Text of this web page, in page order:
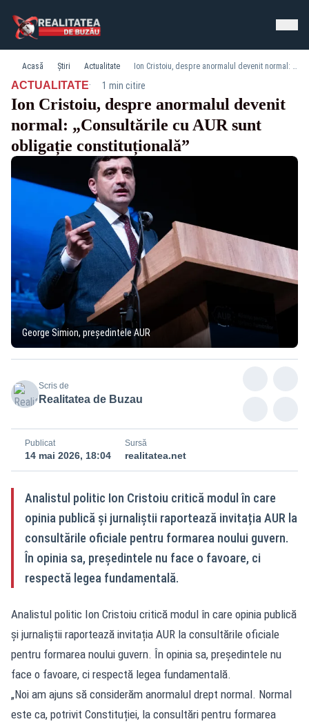
Acasă Știri Actualitate Ion Cristoiu, despre anormalul devenit normal: „Consultările cu AUR sunt obligație constituțională”
ACTUALITATE· 1 min citire
Ion Cristoiu, despre anormalul devenit
normal: „Consultările cu AUR sunt
obligație constituțională”
George Simion, președintele AUR
Scris de
Realitatea de Buzau
Publicat
14 mai 2026, 18:04
Sursă
realitatea.net
Analistul politic Ion Cristoiu critică modul în care
opinia publică și jurnaliștii raportează invitația AUR la
consultările oficiale pentru formarea noului guvern.
În opinia sa, președintele nu face o favoare, ci
respectă legea fundamentală.
Analistul politic Ion Cristoiu critică modul în care opinia publică
și jurnaliștii raportează invitația AUR la consultările oficiale
pentru formarea noului guvern. În opinia sa, președintele nu
face o favoare, ci respectă legea fundamentală.
„Noi am ajuns să considerăm anormalul drept normal. Normal
este ca, potrivit Constituției, la consultări pentru formarea